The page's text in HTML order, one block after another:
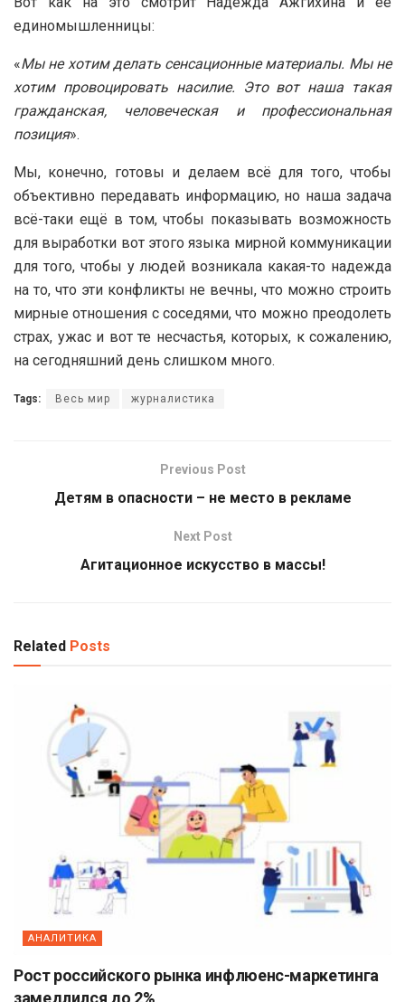
единомышленницы:
«Мы не хотим делать сенсационные материалы. Мы не
хотим провоцировать насилие. Это вот наша такая
гражданская, человеческая и профессиональная
позиция».
Мы, конечно, готовы и делаем всё для того, чтобы
объективно передавать информацию, но наша задача
всё-таки ещё в том, чтобы показывать возможность
для выработки вот этого языка мирной коммуникации
для того, чтобы у людей возникала какая-то надежда
на то, что эти конфликты не вечны, что можно строить
мирные отношения с соседями, что можно преодолеть
страх, ужас и вот те несчастья, которых, к сожалению,
на сегодняшний день слишком много.
Tags: Весь мир журналистика
Previous Post
Детям в опасности – не место в рекламе
Next Post
Агитационное искусство в массы!
Related Posts
АНАЛИТИКА
Рост российского рынка инфлюенс-маркетинга
замедлился до 2%